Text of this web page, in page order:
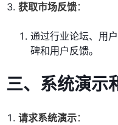
获取市场反馈：
通过行业论坛、用
碑和用户反馈。
三、系统演示
请求系统演示：